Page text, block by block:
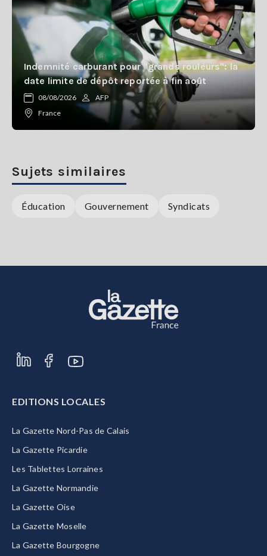
Indemnité carburant pour "grands rouleurs": la
date limite de dépôt reportée à fin août
08/08/2026
AFP
France
Sujets similaires
Éducation Gouvernement Syndicats
EDITIONS LOCALES
La Gazette Nord-Pas de Calais
La Gazette Picardie
Les Tablettes Lorraines
La Gazette Normandie
La Gazette Oise
La Gazette Moselle
La Gazette Bourgogne